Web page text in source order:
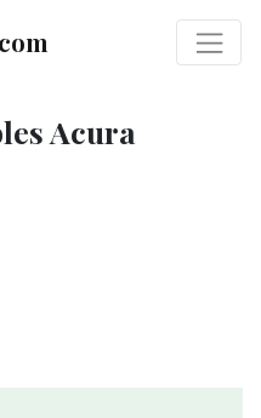
Acura